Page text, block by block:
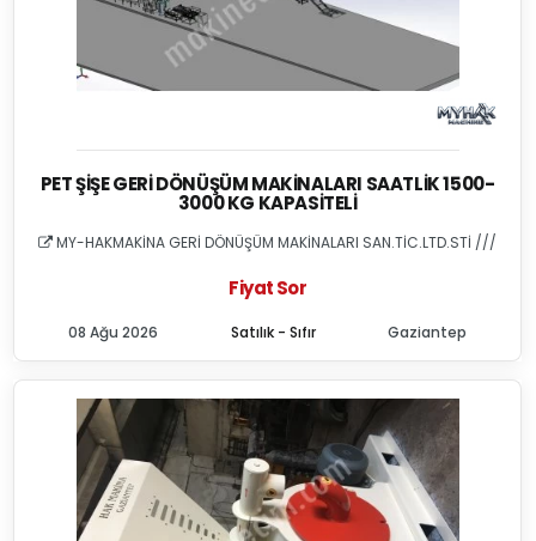
PET ŞIŞE GERI DÖNÜŞÜM MAKINALARI SAATLIK 1500-
3000 KG KAPASITELI
MY-HAKMAKİNA GERİ DÖNÜŞÜM MAKİNALARI SAN.TİC.LTD.STİ ///
Fiyat Sor
Satılık - Sıfır
08 Ağu 2026 Gaziantep